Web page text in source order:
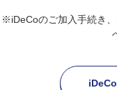
※iDeCoのご加入手続き